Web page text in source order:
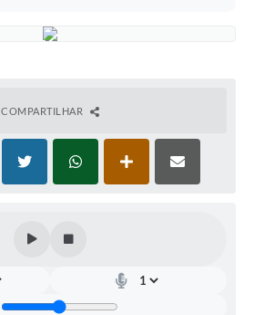
COMPARTILHAR